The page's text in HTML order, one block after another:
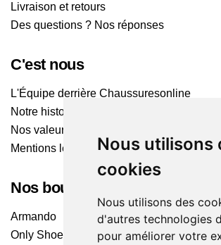
Nous utilisons
cookies
Nous utilisons des
d'autres technologies
pour améliorer votre
Livraison et retours
Des questions ? Nos réponses
C'est nous
L'Équipe derrière Chaussuresonline
Notre histoire
Nos valeurs
Mentions légales
Nos boutiques
Armando
Only Shoes